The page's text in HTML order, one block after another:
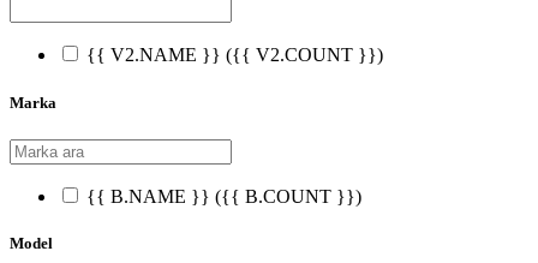
{{ V2.NAME }} ({{ V2.COUNT }})
Marka
{{ B.NAME }} ({{ B.COUNT }})
Model